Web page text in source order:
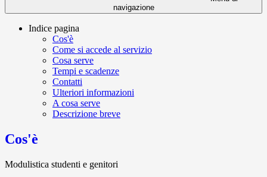
navigazione
Indice pagina
Cos'è
Come si accede al servizio
Cosa serve
Tempi e scadenze
Contatti
Ulteriori informazioni
A cosa serve
Descrizione breve
Cos'è
Modulistica studenti e genitori